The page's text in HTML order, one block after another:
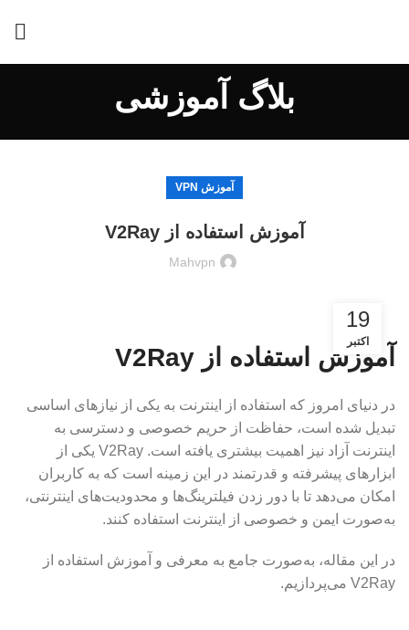
بلاگ آموزشی
آموزش VPN
آموزش استفاده از V2Ray
Mahvpn
19
اکتبر
آموزش استفاده از V2Ray
در دنیای امروز که استفاده از اینترنت به یکی از نیازهای اساسی
تبدیل شده است، حفاظت از حریم خصوصی و دسترسی به
اینترنت آزاد نیز اهمیت بیشتری یافته است. V2Ray یکی از
ابزارهای پیشرفته و قدرتمند در این زمینه است که به کاربران
امکان می‌دهد تا با دور زدن فیلترینگ‌ها و محدودیت‌های اینترنتی،
به‌صورت ایمن و خصوصی از اینترنت استفاده کنند.
در این مقاله، به‌صورت جامع به معرفی و آموزش استفاده از
V2Ray می‌پردازیم.